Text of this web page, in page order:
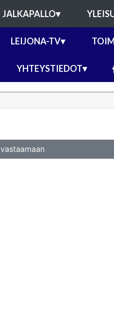
JALKAPALLO▾
LEIJONA-TV▾
YHTEYSTIEDOT▾